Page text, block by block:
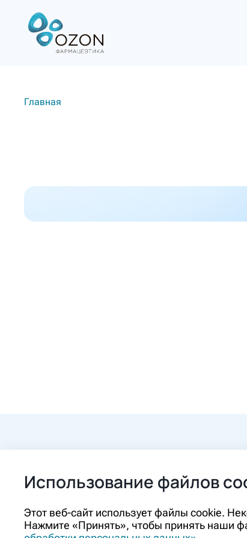
Главная
+7
Использование файлов
Этот веб-сайт использует файлы cookie.
Нажмите «Принять», чтобы принять наши